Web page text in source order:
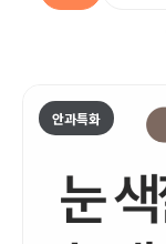
안과특화